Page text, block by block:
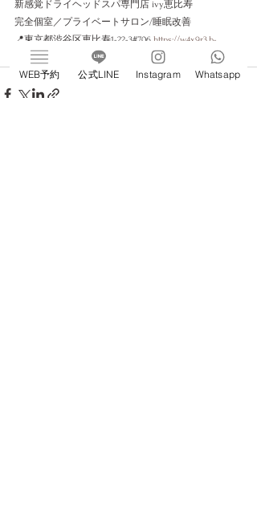
新感覚ドライヘッドスパ専門店 ivy恵比寿
完全個室／プライベートサロン/睡眠改善
📍東京都渋谷区恵比寿1-22-3#706 https://w4x9r3.b-
merit.jp/q79s3j/web
WEB予約 公式LINE Instagram Whatsapp